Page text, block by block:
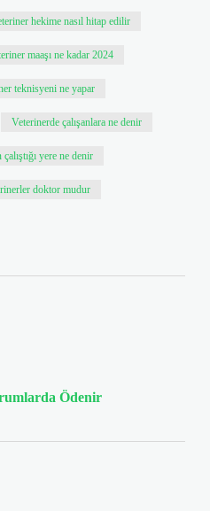
hekime nasıl hitap edilir
maaşı ne kadar 2024
teknisyeni ne yapar
Veterinerde çalışanlara ne denir
yere ne denir
doktor mudur
Ödenir